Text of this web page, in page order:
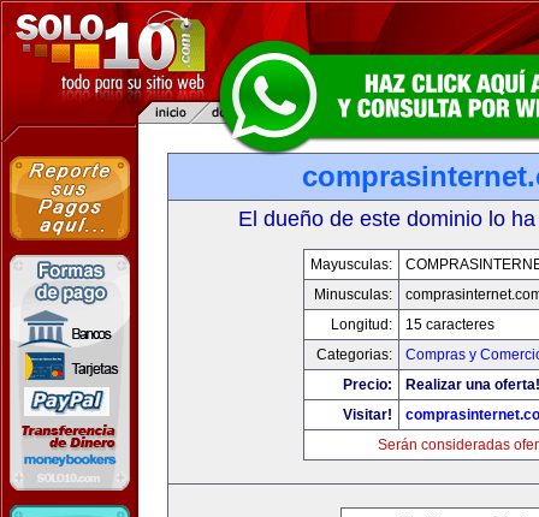
El dueño de este dominio lo
Mayusculas:
Minusculas:
Longitud:
15 caracteres
Categorias:
Compras y
Precio:
Realizar una oferta!
Visitar!
Serán consideradas